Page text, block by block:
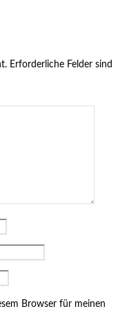
Erforderliche Felder sind
Browser für meinen